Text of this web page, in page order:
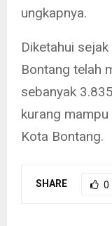
ungkapnya.
Diketahui
Bontang telah
sebanyak
kurang
Kota Bontang.
SHARE 0